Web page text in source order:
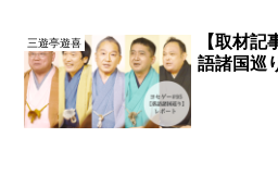
三遊亭遊喜
【取材
語諸国巡